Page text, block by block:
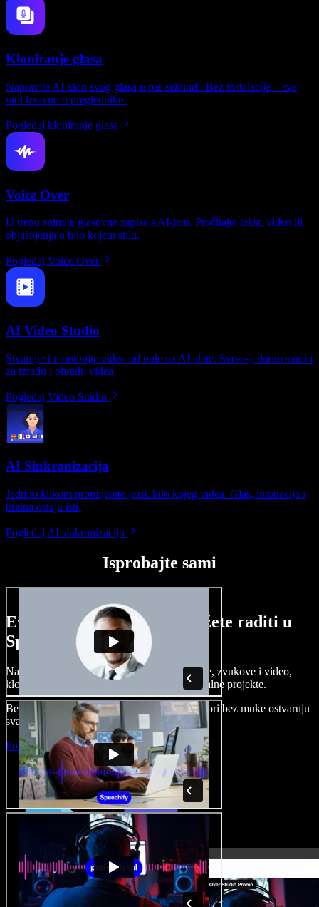
Kloniranje glasa
Napravite AI klon svog glasa u par sekundi. Bez instalacije – sve
radi izravno u pregledniku.
Pogledaj kloniranje glasa
Voice Over
U trenu snimite glasovne zapise s AI-jem. Pročitajte tekst, video ili
objašnjenja u bilo kojem stilu.
Pogledaj Voice Over
AI Video Studio
Stvarajte i montirajte video od nule uz AI alate. Sve-u-jednom studio
za izradu i obradu videa.
Pogledaj Video Studio
AI Sinkronizacija
Jednim klikom promijenite jezik bilo kojeg videa. Glas, intonacija i
brzina ostaju isti.
Pogledaj AI sinkronizaciju
Isprobajte sami
Evo malog pregleda što možete raditi u
Speechify Studiju.
Napravite voice overe, dodajte besplatne slike, zvukove i video,
klonirajte svoj glas i složite sjajne audio-vizualne projekte.
Bez učenja i sve dostupno u pregledniku, autori bez muke ostvaruju
svaku kreativnu ideju.
Pokreni Studio